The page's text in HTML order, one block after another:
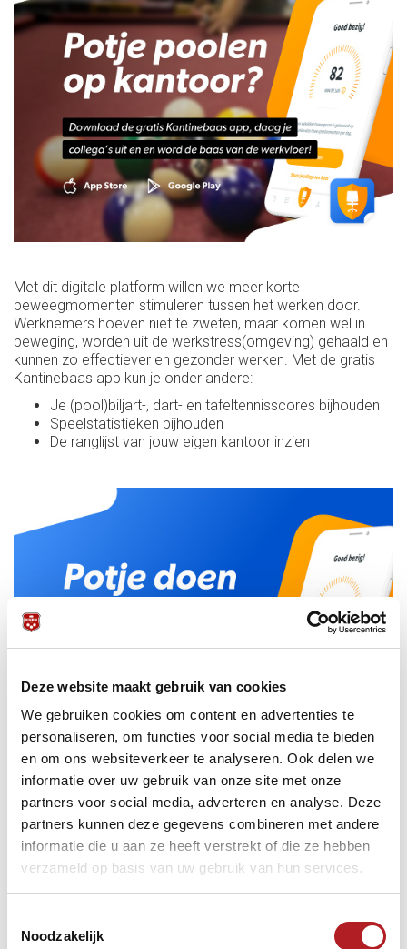
Deze website maakt gebruik van cookies
We gebruiken cookies om content en advertenties te
personaliseren, om functies voor social media te bieden
en om ons websiteverkeer te analyseren. Ook delen we
informatie over uw gebruik van onze site met onze
partners voor social media, adverteren en analyse. Deze
partners kunnen deze gegevens combineren met andere
informatie die u aan ze heeft verstrekt of die ze hebben
verzameld op basis van uw gebruik van hun services.
Noodzakelijk
Met dit digitale platform willen we meer korte
beweegmomenten stimuleren tussen het werken door.
Werknemers hoeven niet te zweten, maar komen wel in
beweging, worden uit de werkstress(omgeving) gehaald en
kunnen zo effectiever en gezonder werken. Met de gratis
Kantinebaas app kun je onder andere:
Je (pool)biljart-, dart- en tafeltennisscores bijhouden
Speelstatistieken bijhouden
De ranglijst van jouw eigen kantoor inzien
Vitaliteit op de werkvloer
De app bevat verschillende functionaliteiten om (meer)
beweging, en dus vitaliteit, te creëren op de werkvloer. Zo
kun je jouw collega’s een ‘Buzz’ sturen als het tijd is voor
een potje. Ook hebben we de ‘Beweegscore’ toegevoegd
aan de app: speel elke werkdag (van maandag t/m vrijdag)
minimaal twee potjes om een 100% Beweegscore te